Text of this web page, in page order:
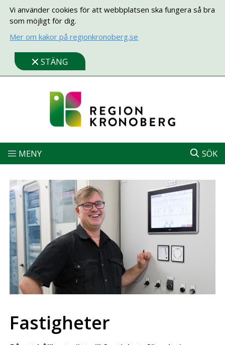
Vi använder cookies för att webbplatsen ska fungera så bra
som möjligt för dig.
Mer om kakor på regionkronoberg.se
STÄNG
MENY SÖK
Fastigheter